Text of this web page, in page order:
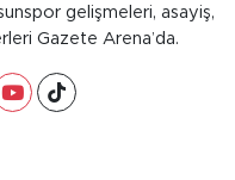
gelişmeleri, asayiş,
Gazete Arena’da.